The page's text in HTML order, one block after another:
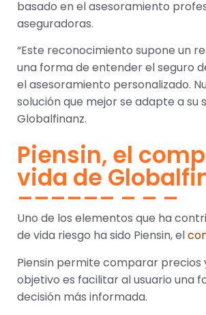
basado en el asesoramiento
aseguradoras.
“Este reconocimiento supone un
una forma de entender el seguro
el asesoramiento personalizado.
solución que mejor se adapte a su
Globalfinanz.
Piensin, el
vida de
Uno de los elementos que ha
de vida riesgo ha sido Piensin, el
Piensin permite comparar precios
objetivo es facilitar al usuario una
decisión más informada.